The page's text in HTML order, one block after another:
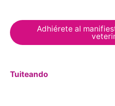
Adhiérete al
Tuiteando